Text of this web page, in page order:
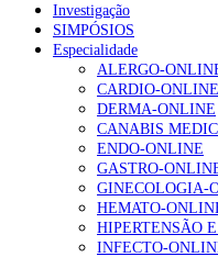
NOTÍCIAS MAIS LIDAS
Enfermagem
gesto conta e
202 visualizações
Alguns milhares
família com nova
167 visualizações
Investigação
SIMPÓSIOS
Especialidade
ALERGO-
CARDIO-ONLINE
DERMA-ONLINE
CANABIS
ENDO-ONLINE
GASTRO-
GINECOLOGIA-
HEMATO-
HIPERTENSÃO
INFECTO-